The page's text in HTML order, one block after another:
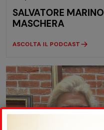
SALVATORE
MASCHERA
ASCOLTA IL PODCAST